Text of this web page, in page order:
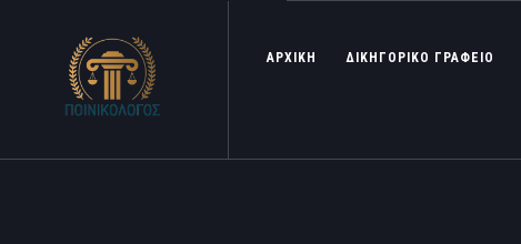
ΑΡΧΙΚΗ ΔΙΚΗΓΟΡΙΚΟ ΓΡΑΦΕΙΟ